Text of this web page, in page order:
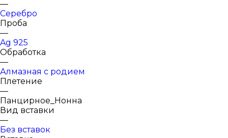
—
Серебро
Проба
—
Ag 925
Обработка
—
Алмазная с родием
Плетение
—
Панцирное_Нонна
Вид вставки
—
Без вставок